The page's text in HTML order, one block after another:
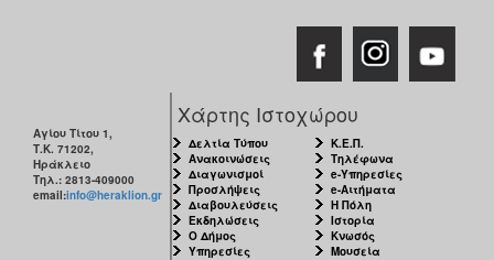
Αγίου Τίτου 1,
Τ.Κ. 71202,
Ηράκλειο
Τηλ.: 2813-409000
email:info@heraklion.gr
Χάρτης Ιστοχώρου
Δελτία Τύπου
Ανακοινώσεις
Διαγωνισμοί
Προσλήψεις
Διαβουλεύσεις
Εκδηλώσεις
Ο Δήμος
Υπηρεσίες
Κ.Ε.Π.
Τηλέφωνα
e-Υπηρεσίες
e-Αιτήματα
Η Πόλη
Ιστορία
Κνωσός
Μουσεία